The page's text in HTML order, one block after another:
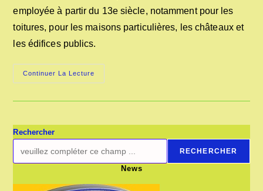
employée à partir du 13e siècle, notamment pour les
toitures, pour les maisons particulières, les châteaux et
les édifices publics.
Continuer La Lecture
ET
Rechercher
RECHERCHER
News